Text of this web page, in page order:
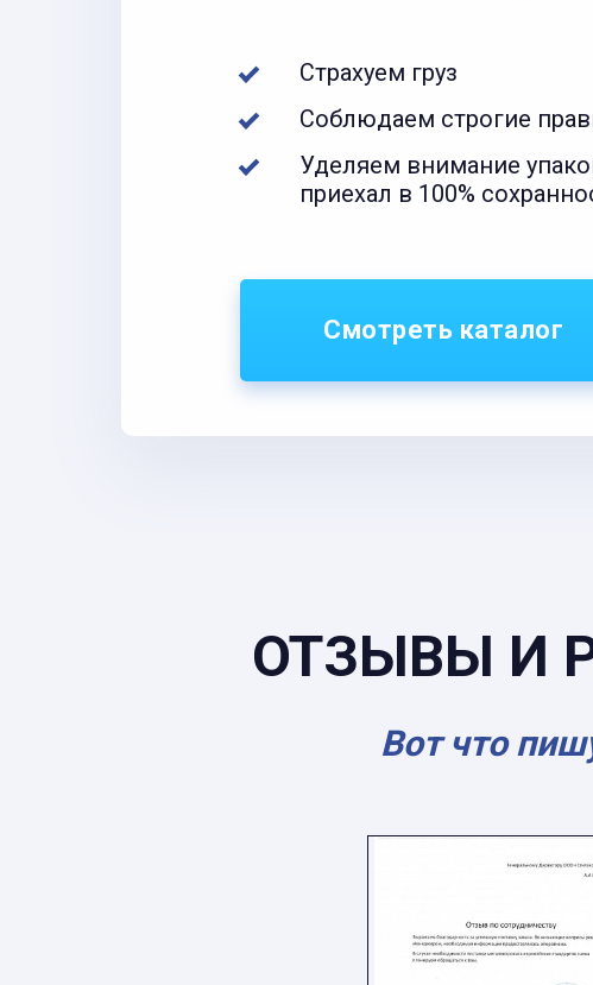
Страхуем груз
Соблюдаем строгие
Уделяем внимание
приехал в 100%
Смотреть каталог
ОТЗЫВЫ И
Вот что